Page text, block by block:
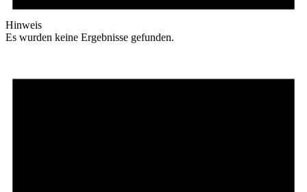
Hinweis
Es wurden keine Ergebnisse gefunden.